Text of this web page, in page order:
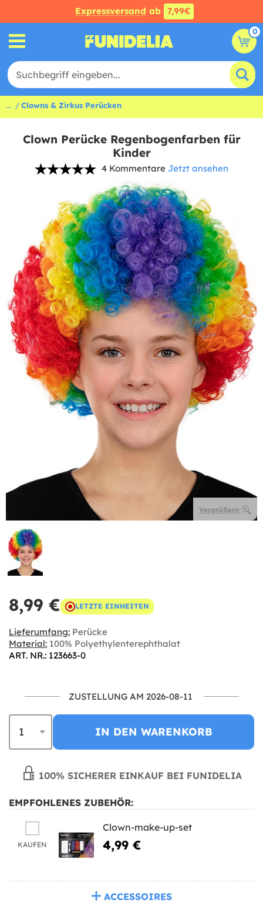
Expressversand ab 7,99€
0
... Clowns & Zirkus Perücken
Clown Perücke Regenbogenfarben für
Kinder
4 Kommentare Jetzt ansehen
Vergrößern
8,99 € LETZTE EINHEITEN
Lieferumfang: Perücke
Material: 100% Polyethylenterephthalat
ART. NR.: 123663-0
ZUSTELLUNG AM 2026-08-11
IN DEN WARENKORB
100% SICHERER EINKAUF BEI FUNIDELIA
EMPFOHLENES ZUBEHÖR:
KAUFEN
Clown-make-up-set
4,99 €
ACCESSOIRES